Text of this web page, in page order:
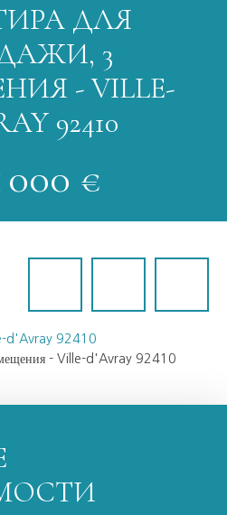
ДЛЯ
3
- VILLE-
92410
000 €
d'Avray 92410
- Ville-d'Avray 92410